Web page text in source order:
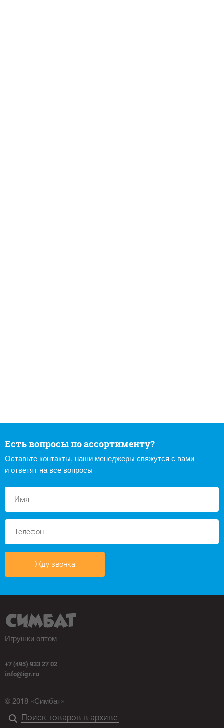
Есть вопросы по ассортименту?
Оставьте контакты, наши менеджеры свяжутся с вами
и ответят на все вопросы
Жду звонка
Игрушки оптом
+7 (495) 933 27 02
info@igr.ru
© 2018 «Симбат»